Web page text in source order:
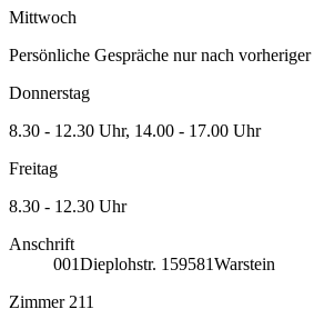
Mittwoch
Persönliche Gespräche nur nach
Donnerstag
8.30 - 12.30 Uhr, 14.00 - 17.00 Uhr
Freitag
8.30 - 12.30 Uhr
Anschrift
001Dieplohstr. 1 59581Warstein
Zimmer 211